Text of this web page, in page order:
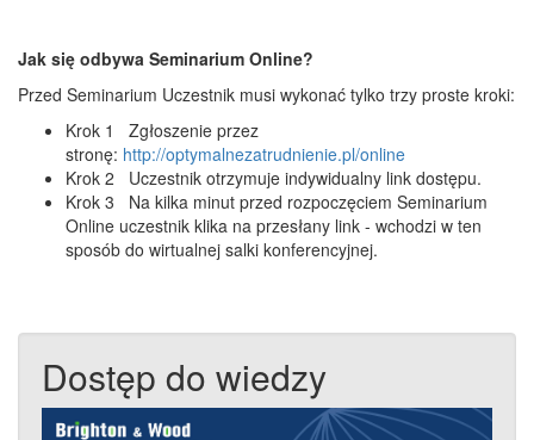
Jak się odbywa Seminarium Online?
Przed Seminarium Uczestnik musi wykonać tylko trzy proste kroki:
Krok 1 Zgłoszenie przez
stronę: http://optymalnezatrudnienie.pl/online
Krok 2 Uczestnik otrzymuje indywidualny link dostępu.
Krok 3 Na kilka minut przed rozpoczęciem Seminarium
Online uczestnik klika na przesłany link - wchodzi w ten
sposób do wirtualnej salki konferencyjnej.
Dostęp do wiedzy